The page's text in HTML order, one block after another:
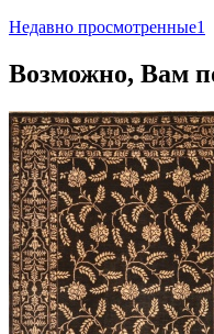
Недавно просмотренные1
Возможно, Вам